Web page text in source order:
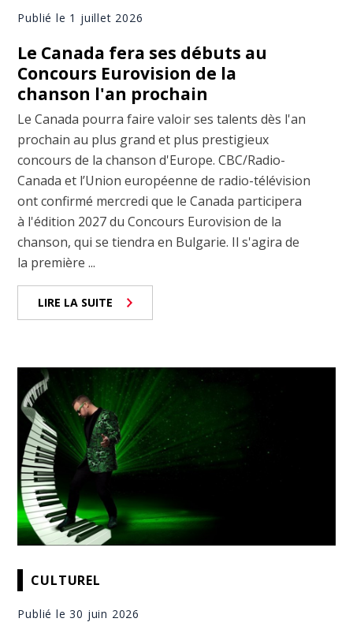
Publié le 1 juillet 2026
Le Canada fera ses débuts au
Concours Eurovision de la
chanson l'an prochain
Le Canada pourra faire valoir ses talents dès l'an
prochain au plus grand et plus prestigieux
concours de la chanson d'Europe. CBC/Radio-
Canada et l’Union européenne de radio-télévision
ont confirmé mercredi que le Canada participera
à l'édition 2027 du Concours Eurovision de la
chanson, qui se tiendra en Bulgarie. Il s'agira de
la première ...
LIRE LA SUITE
CULTUREL
Publié le 30 juin 2026